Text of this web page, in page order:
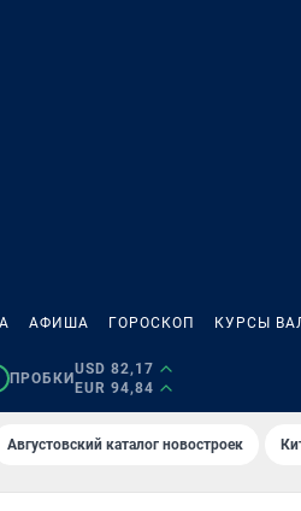
АФИША ГОРОСКОП КУРСЫ
ПРОБКИ
USD 82,17
EUR 94,84
Августовский каталог новостроек